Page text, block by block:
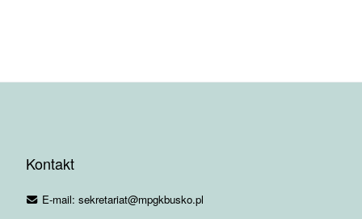
Kontakt
E-mail: sekretariat@mpgkbusko.pl